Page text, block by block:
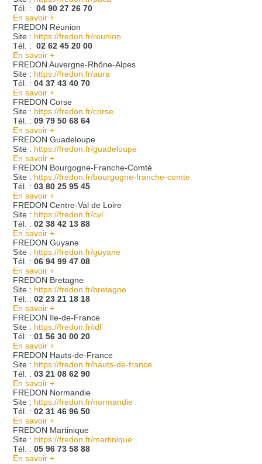
Tél. : 04 90 27 26 70
En savoir +
FREDON Réunion
Site : https://fredon.fr/reunion
Tél. : 02 62 45 20 00
En savoir +
FREDON Auvergne-Rhône-Alpes
Site : https://fredon.fr/aura
Tél. : 04 37 43 40 70
En savoir +
FREDON Corse
Site : https://fredon.fr/corse
Tél. : 09 79 50 68 64
En savoir +
FREDON Guadeloupe
Site : https://fredon.fr/guadeloupe
En savoir +
FREDON Bourgogne-Franche-Comté
Site : https://fredon.fr/bourgogne-franche-comte
Tél. : 03 80 25 95 45
En savoir +
FREDON Centre-Val de Loire
Site : https://fredon.fr/cvl
Tél. : 02 38 42 13 88
En savoir +
FREDON Guyane
Site : https://fredon.fr/guyane
Tél. : 06 94 99 47 08
En savoir +
FREDON Bretagne
Site : https://fredon.fr/bretagne
Tél. : 02 23 21 18 18
En savoir +
FREDON Ile-de-France
Site : https://fredon.fr/idf
Tél. : 01 56 30 00 20
En savoir +
FREDON Hauts-de-France
Site : https://fredon.fr/hauts-de-france
Tél. : 03 21 08 62 90
En savoir +
FREDON Normandie
Site : https://fredon.fr/normandie
Tél. : 02 31 46 96 50
En savoir +
FREDON Martinique
Site : https://fredon.fr/martinique
Tél. : 05 96 73 58 88
En savoir +